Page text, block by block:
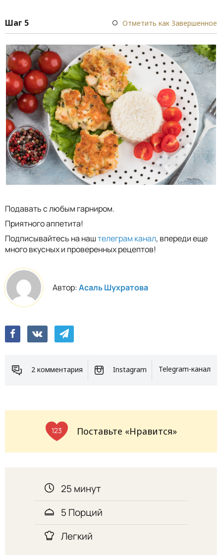
Шаг 5 Отметить как Завершенное
Подавать с любым гарниром.
Приятного аппетита!
Подписывайтесь на наштелеграм канал, впереди еще
много вкусных и проверенных рецептов!
Автор:Асаль Шухратова
2 комментария Instagram Telegram-канал
123 Поставьте «Нравится»
25 минут
5 Порций
Легкий